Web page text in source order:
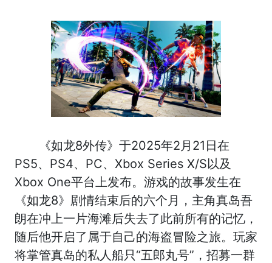
《如龙8外传》于2025年2月21日在
PS5、PS4、PC、Xbox Series X/S以及
Xbox One平台上发布。游戏的故事发生在
《如龙8》剧情结束后的六个月，主角真岛吾
朗在冲上一片海滩后失去了此前所有的记忆，
随后他开启了属于自己的海盗冒险之旅。玩家
将掌管真岛的私人船只“五郎丸号”，招募一群